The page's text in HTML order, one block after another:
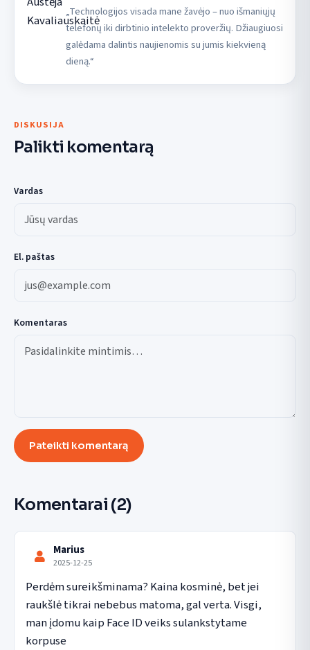
„Technologijos visada mane žavėjo – nuo išmaniųjų
telefonų iki dirbtinio intelekto proveržių. Džiaugiuosi
galėdama dalintis naujienomis su jumis kiekvieną
dieną.“
DISKUSIJA
Palikti komentarą
Vardas
El. paštas
Komentaras
Pateikti komentarą
Komentarai (2)
Marius
2025-12-25
Perdėm sureikšminama? Kaina kosminė, bet jei
raukšlė tikrai nebebus matoma, gal verta. Visgi,
man įdomu kaip Face ID veiks sulankstytame
korpuse